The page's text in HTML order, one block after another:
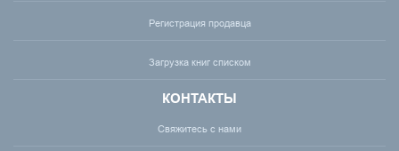
Регистрация продавца
Загрузка книг списком
КОНТАКТЫ
Свяжитесь с нами